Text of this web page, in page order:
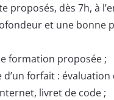
dès 7h, à
et une bonne
formation proposée ;
forfait :
livret de code ;